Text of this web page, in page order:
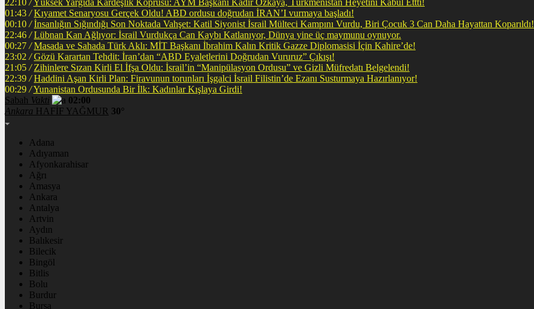
22:10 /Yüksek Yargıda Kardeşlik Köprüsü: AYM Başkanı Kadir Özkaya, Türkmenistan Heyetini Kabul Ettti!
01:43 / Kıyamet Senaryosu Gerçek Oldu! ABD ordusu doğrudan İRAN’I vurmaya başladı!
00:10 / İnsanlığın Sığındığı Son Noktada Vahşet: Katil Siyonist İsrail Mülteci Kampını Vurdu, Biri Çocuk 3 Can Daha Hayattan Koparıldı!
22:46 / Lübnan Kan Ağlıyor: İsrail Vurdukça Can Kaybı Katlanıyor, Dünya yine üç maymunu oynuyor.
00:27 / Masada ve Sahada Türk Aklı: MİT Başkanı İbrahim Kalın Kritik Gazze Diplomasisi İçin Kahire’de!
23:02 / Gözü Karartan Tehdit: İran’dan “ABD Eyaletlerini Doğrudan Vururuz” Çıkışı!
21:05 / Zihinlere Sızan Kirli El İfşa Oldu: İsrail’in “Manipülasyon Ordusu” ve Gizli Müfredatı Belgelendi!
22:39 / Haddini Aşan Kirli Plan: Firavunun torunları İşgalci İsrail Filistin’de Ezanı Susturmaya Hazırlanıyor!
00:29 /Yunanistan Ordusunda Bir İlk: Kadınlar Kışlaya Girdi!
Sabah Vakti
02:00
Ankara HAFİF YAĞMUR 30°
Adana
Adıyaman
Afyonkarahisar
Ağrı
Amasya
Ankara
Antalya
Artvin
Aydın
Balıkesir
Bilecik
Bingöl
Bitlis
Bolu
Burdur
Bursa